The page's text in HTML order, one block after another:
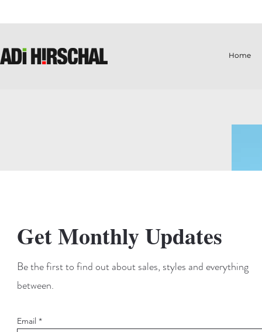
Home
Get Monthly Updates
Be the first to find out about sales, styles and everything
between.
Email